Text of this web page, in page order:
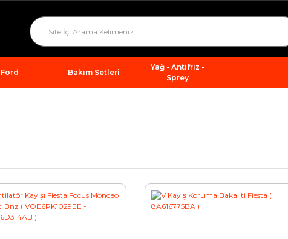
Ford Bakım Setleri
Yağ - Antifriz -
Sprey